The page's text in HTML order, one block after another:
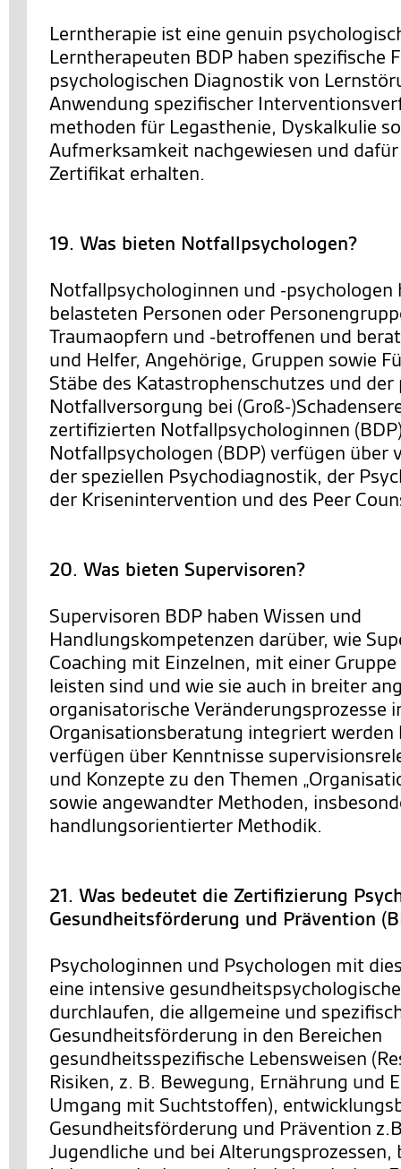
Lerntherapie ist eine genuin
Lerntherapeuten BDP haben spezifische
psychologischen Diagnostik von
Anwendung spezifischer
methoden für Legasthenie, Dyskalkulie
Aufmerksamkeit nachgewiesen und
Zertifikat erhalten.
19. Was bieten Notfallpsychologen?
Notfallpsychologinnen und -psychologen
belasteten Personen oder
Traumaopfern und -betroffenen und
und Helfer, Angehörige, Gruppen sowie
Stäbe des Katastrophenschutzes und der
Notfallversorgung bei (Groß-
zertifizierten Notfallpsychologinnen
Notfallpsychologen (BDP) verfügen über
der speziellen Psychodiagnostik, der
der Krisenintervention und des Peer
20. Was bieten Supervisoren?
Supervisoren BDP haben Wissen und
Handlungskompetenzen darüber, wie
Coaching mit Einzelnen, mit einer
leisten sind und wie sie auch in breiter
organisatorische Veränderungsprozesse
Organisationsberatung integriert werden
verfügen über Kenntnisse
und Konzepte zu den Themen
sowie angewandter Methoden,
handlungsorientierter Methodik.
21. Was bedeutet die Zertifizierung
Gesundheitsförderung und Prävention
Psychologinnen und Psychologen mit
eine intensive
durchlaufen, die allgemeine und
Gesundheitsförderung in den Bereichen
gesundheitsspezifische Lebensweisen
Risiken, z. B. Bewegung, Ernährung und
Umgang mit Suchtstoffen),
Gesundheitsförderung und Prävention
Jugendliche und bei Alterungsprozessen,